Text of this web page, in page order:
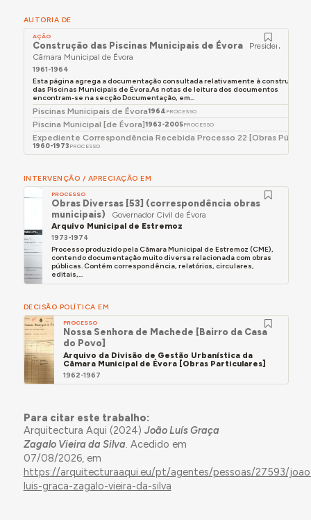
AUTORIA DE
AÇÃO
Construção das Piscinas Municipais de Évora
Presidente da
Câmara Municipal de Évora
1961-1964
Esta página agrega a documentação consultada relativamente à construção
das Piscinas Municipais de Évora.As notas de leitura dos documentos
encontram-se na secção Documentação, em...
Piscinas Municipais de Évora1964 PROCESSO
Piscina Municipal [de Évora]1963-2005PROCESSO
Expediente Correspondência Recebida Processo 22 [Obras
1960-1973 PROCESSO
INTERVENÇÃO / APRECIAÇÃO EM
PROCESSO
Obras Diversas [53] (correspondência obras
municipais)
Governador Civil de Évora
Arquivo Municipal de Estremoz
1973-1974
Processo produzido pela Câmara Municipal de Estremoz (CME),
contendo documentação muito diversa relacionada com obras
públicas. Contém correspondência, relatórios, circulares,
editais,...
DECISÃO POLÍTICA EM
PROCESSO
Nossa Senhora de Machede [Bairro da Casa
do Povo]
Arquivo da Divisão de Gestão Urbanística da
Câmara Municipal de Évora [Obras Particulares]
1962-1967
Para citar este trabalho:
Arquitectura Aqui (2024) João Luís Graça
Zagalo Vieira da Silva. Acedido em
07/08/2026, em
https://arquitecturaaqui.eu/pt/agentes/pessoas/27593/
luis-graca-zagalo-vieira-da-silva